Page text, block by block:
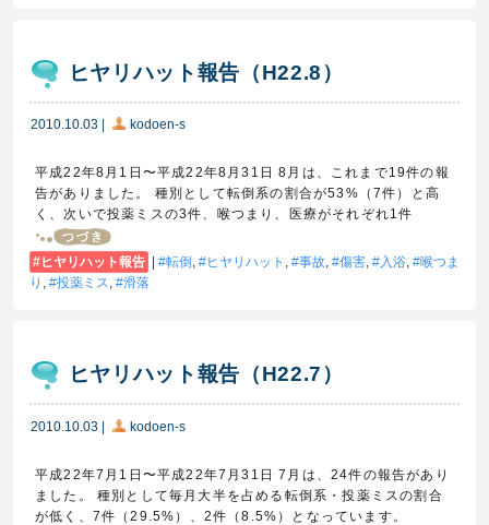
ヒヤリハット報告（H22.8）
2010.10.03 kodoen-s
平成22年8月1日〜平成22年8月31日 8月は、これまで19件の報
告がありました。 種別として転倒系の割合が53%（7件）と高
く、次いで投薬ミスの3件、喉つまり、医療がそれぞれ1件
ヒヤリハット報告 転倒 , ヒヤリハット , 事故, 傷害, 入浴,
喉つま
り , 投薬ミス, 滑落
ヒヤリハット報告（H22.7）
2010.10.03 | kodoen-s
平成22年7月1日〜平成22年7月31日 7月は、24件の報告があり
ました。 種別として毎月大半を占める転倒系・投薬ミスの割合
が低く、7件（29.5%）、2件（8.5%）となっています。